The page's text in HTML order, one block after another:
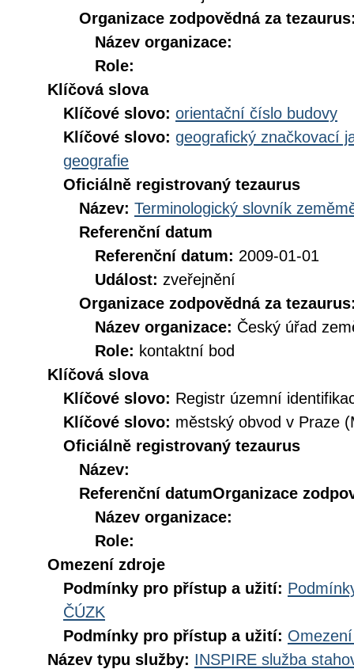
Organizace zodpovědná za
Název organizace:
Role:
Klíčová slova
Klíčové slovo: orientační číslo budovy
Klíčové slovo: geografický značkovací
geografie
Oficiálně registrovaný tezaurus
Název: Terminologický slovník
Referenční datum
Referenční datum: 2009-01-01
Událost: zveřejnění
Organizace zodpovědná za
Název organizace: Český úřad
Role: kontaktní bod
Klíčová slova
Klíčové slovo: Registr územní
Klíčové slovo: městský obvod v Praze
Oficiálně registrovaný tezaurus
Název:
Referenční datumOrganizace
Název organizace:
Role:
Omezení zdroje
Podmínky pro přístup a užití:
ČÚZK
Podmínky pro přístup a užití:
Název typu služby: INSPIRE služba